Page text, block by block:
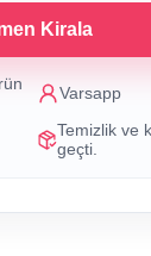
Kirala
Varsapp
Temizlik ve
geçti.